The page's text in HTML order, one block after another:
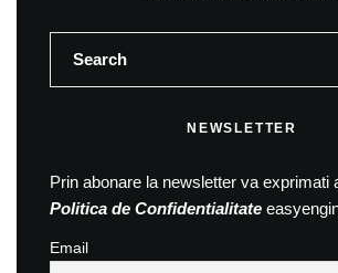
NEWSLETTER
Prin abonare la newsletter va exprimati
Politica de Confidentialitate
Email